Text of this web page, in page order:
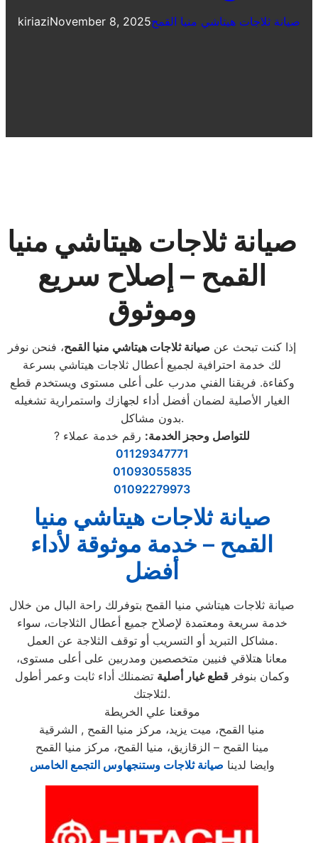
kiriaziNovember 8, 2025صيانة ثلاجات هيتاشي منيا القمح
صيانة ثلاجات هيتاشي منيا
القمح – إصلاح سريع
وموثوق
إذا كنت تبحث عن صيانة ثلاجات هيتاشي منيا القمح، فنحن نوفر
لك خدمة احترافية لجميع أعطال ثلاجات هيتاشي بسرعة
وكفاءة. فريقنا الفني مدرب على أعلى مستوى ويستخدم قطع
الغيار الأصلية لضمان أفضل أداء لجهازك واستمرارية تشغيله
بدون مشاكل.
?
للتواصل وحجز الخدمة: رقم خدمة عملاء
01129347771
01093055835
01092279973
صيانة ثلاجات هيتاشي منيا
القمح – خدمة موثوقة لأداء
أفضل
صيانة ثلاجات هيتاشي منيا القمح بتوفرلك راحة البال من خلال
خدمة سريعة ومعتمدة لإصلاح جميع أعطال الثلاجات، سواء
مشاكل التبريد أو التسريب أو توقف الثلاجة عن العمل.
معانا هتلاقي فنيين متخصصين ومدربين على أعلى مستوى،
وكمان بنوفرقطع غيار أصلية تضمنلك أداء ثابت وعمر أطول
لثلاجتك.
موقعنا علي الخريطة
منيا القمح، ميت يزيد، مركز منيا القمح , الشرقية
مينا القمح – الزقازيق، منيا القمح، مركز منيا القمح
وايضا لدينا صيانة ثلاجات وستنجهاوس التجمع الخامس